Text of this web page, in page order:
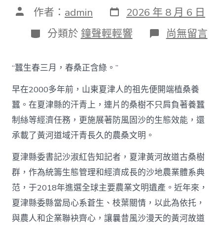
文 作者： admin 發
表
日
期
2026 年 8 月 6 日
分
類
分類於 鐘聲輕輕響 在
〈古
興
枝
葉
總
關
中
國
查
包
養
網〉
中
尚無留言
“蠶生春三月，春桑正含綠。”
早在2000多年前，山東夏津人的祖先便開端植桑養
蠶。在夏津縣的汗青上，連片的桑樹不只肩負著養蠶
制絲等經濟任務，更施展著防風固沙的生態效能，還
承載了黃河道域汗青長久的農桑文明。
夏津縣委書記沙淑紅告知記者，夏津黃河故道古桑樹
群，作為統籌生態管理和經濟成長的沙地農業體系典
范，于2018年進選全球主要農業文明遺產。近年來，
夏津縣委縣當局心系蒼生、枝葉關情，以此為依托，
與農人和企業聯袂齊心，讓曩昔風沙漫天的黃河故道